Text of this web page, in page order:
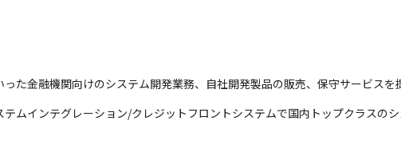
た金融機関向けのシステム開発業務、自社開発製品の販売、保守サービスを
ムインテグレーション/クレジットフロントシステムで国内トップクラスのシ